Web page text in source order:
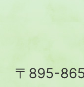
〒895-